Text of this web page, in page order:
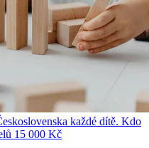
každé dítě. Kdo
15 000 Kč